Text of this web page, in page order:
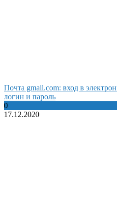
Почта gmail.com: вход в
логин и пароль
0
17.12.2020